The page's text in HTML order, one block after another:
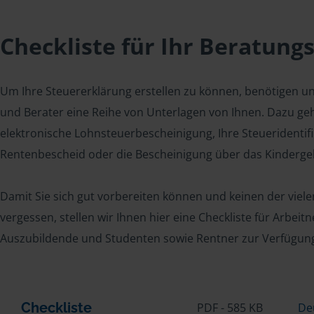
Checkliste für Ihr
Um Ihre Steuererklärung erstellen zu können, benötigen
und Berater eine Reihe von Unterlagen von Ihnen. Dazu
elektronische Lohnsteuerbescheinigung, Ihre
Rentenbescheid oder die Bescheinigung über das
Damit Sie sich gut vorbereiten können und keinen der
vergessen, stellen wir Ihnen hier eine Checkliste für
Auszubildende und Studenten sowie Rentner zur
Checkliste PDF - 585 KB